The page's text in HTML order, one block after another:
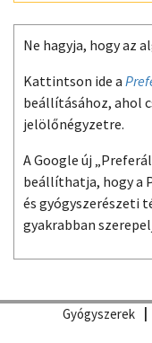
Ne hagyja, hogy az
Kattintson ide a
beállításához, ahol
jelölőnégyzetre.
A Google új
beállíthatja, hogy a
és gyógyszerészeti
gyakrabban
Gyógyszerek